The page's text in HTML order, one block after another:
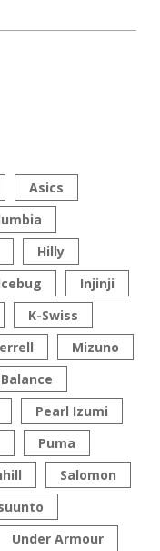
Asics
Hilly
Injinji
K-Swiss
Mizuno
Pearl Izumi
Puma
Salomon
Under Armour